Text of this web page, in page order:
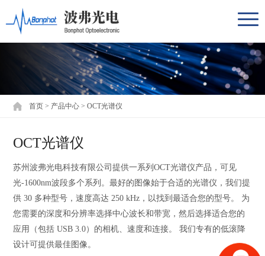
首页 > 产品中心 >OCT光谱仪
OCT光谱仪
苏州波弗光电科技有限公司提供一系列OCT光谱仪产品，可见
光-1600nm波段多个系列。最好的图像始于合适的光谱仪，我们提
供 30 多种型号，速度高达 250 kHz，以找到最适合您的型号。 为
您需要的深度和分辨率选择中心波长和带宽，然后选择适合您的
应用（包括 USB 3.0）的相机、速度和连接。 我们专有的低滚降
设计可提供最佳图像。